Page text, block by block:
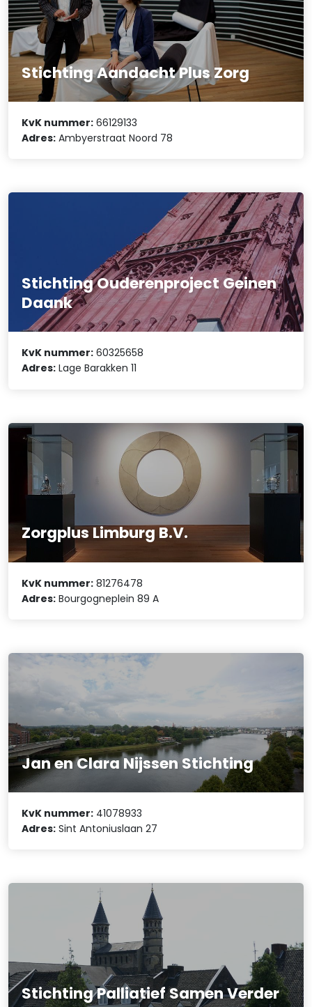
Stichting Aandacht Plus Zorg
KvK nummer: 66129133
Adres: Ambyerstraat Noord 78
Stichting Ouderenproject Geinen
Daank
KvK nummer: 60325658
Adres: Lage Barakken 11
Zorgplus Limburg B.V.
KvK nummer: 81276478
Adres: Bourgogneplein 89 A
Jan en Clara Nijssen Stichting
KvK nummer: 41078933
Adres: Sint Antoniuslaan 27
Stichting Palliatief Samen Verder